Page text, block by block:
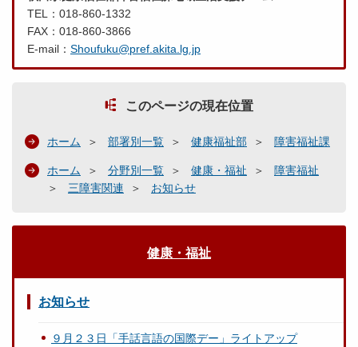
TEL：018-860-1332
FAX：018-860-3866
E-mail： Shoufuku@pref.akita.lg.jp
このページの現在位置
ホーム 部署別一覧 健康福祉部 障害福祉課
ホーム 分野別一覧 健康・福祉
障害福祉
三障害関連
お知らせ
健康・福祉
お知らせ
９月２３日「手話言語の国際デー」ライトアップ